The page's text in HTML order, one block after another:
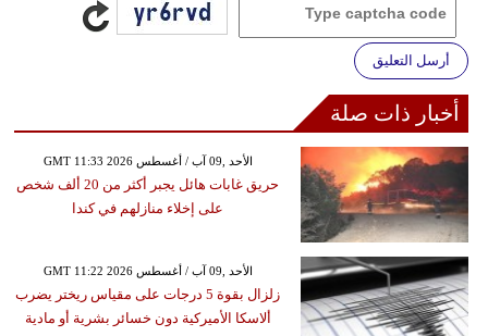
أرسل التعليق
أخبار ذات صلة
GMT 11:33 2026 الأحد ,09 آب / أغسطس
حريق غابات هائل يجبر أكثر من 20 ألف شخص
على إخلاء منازلهم في كندا
GMT 11:22 2026 الأحد ,09 آب / أغسطس
زلزال بقوة 5 درجات على مقياس ريختر يضرب
ألاسكا الأميركية دون خسائر بشرية أو مادية